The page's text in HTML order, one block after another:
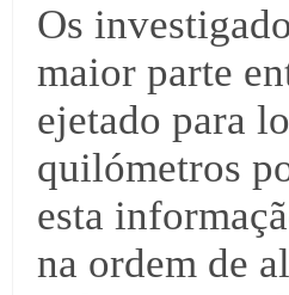
Os
maior parte
ejetado para
quilómetros
esta
na ordem de